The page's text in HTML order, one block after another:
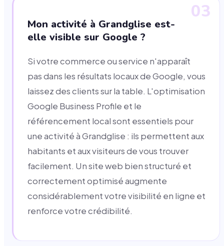
03
Mon activité à Grandglise est-
elle visible sur Google ?
Si votre commerce ou service n'apparaît
pas dans les résultats locaux de Google, vous
laissez des clients sur la table. L'optimisation
Google Business Profile et le
référencement local sont essentiels pour
une activité à Grandglise : ils permettent aux
habitants et aux visiteurs de vous trouver
facilement. Un site web bien structuré et
correctement optimisé augmente
considérablement votre visibilité en ligne et
renforce votre crédibilité.